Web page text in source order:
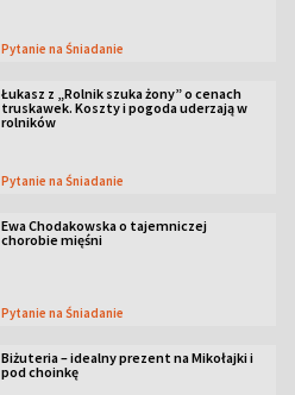
Pytanie na Śniadanie
Łukasz z „Rolnik szuka żony” o cenach
truskawek. Koszty i pogoda uderzają w
rolników
Pytanie na Śniadanie
Ewa Chodakowska o tajemniczej
chorobie mięśni
Pytanie na Śniadanie
Biżuteria – idealny prezent na Mikołajki i
pod choinkę